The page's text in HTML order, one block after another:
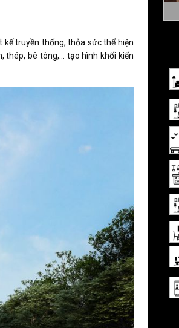
truyền thống, thỏa sức thể hiện
thép, bê tông,… tạo hình khối kiến